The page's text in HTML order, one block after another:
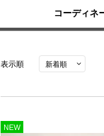
コーディネ
表示順
NEW